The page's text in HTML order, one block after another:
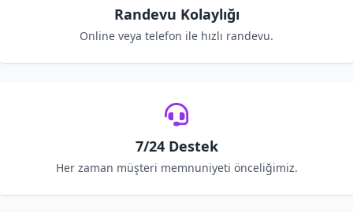
Randevu Kolaylığı
Online veya telefon ile hızlı randevu.
7/24 Destek
Her zaman müşteri memnuniyeti önceliğimiz.